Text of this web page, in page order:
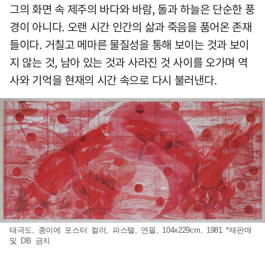
그의 화면 속 제주의 바다와 바람, 돌과 하늘은 단순한 풍
경이 아니다. 오랜 시간 인간의 삶과 죽음을 품어온 존재
들이다. 거칠고 메마른 물질성을 통해 보이는 것과 보이
지 않는 것, 남아 있는 것과 사라진 것 사이를 오가며 역
사와 기억을 현재의 시간 속으로 다시 불러낸다.
태극도, 종이에 포스터 컬러, 파스텔, 연필, 104x229cm, 1981 *재판매
및 DB 금지